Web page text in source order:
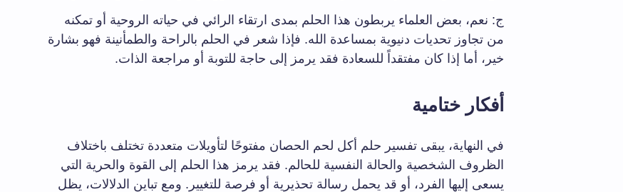
ج: نعم، بعض العلماء يربطون هذا الحلم بمدى ارتقاء الرائي في حياته الروحية أو تمكنه
من تجاوز تحديات دنيوية بمساعدة الله. فإذا شعر في الحلم بالراحة والطمأنينة فهو بشارة
خير، أما إذا كان مفتقداً للسعادة فقد يرمز إلى حاجة للتوبة أو مراجعة الذات.
أفكار ختامية
في النهاية، يبقى تفسير حلم أكل لحم الحصان مفتوحًا لتأويلات متعددة تختلف باختلاف
الظروف الشخصية والحالة النفسية للحالم. فقد يرمز هذا الحلم إلى القوة والحرية التي
يسعى إليها الفرد، أو قد يحمل رسالة تحذيرية أو فرصة للتغيير. ومع تباين الدلالات، يظل